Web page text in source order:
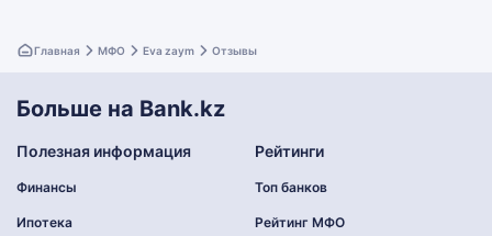
Главная МФО Eva zaym Отзывы
Больше на Bank.kz
Полезная информация
Финансы
Ипотека
Рейтинги
Топ банков
Рейтинг МФО